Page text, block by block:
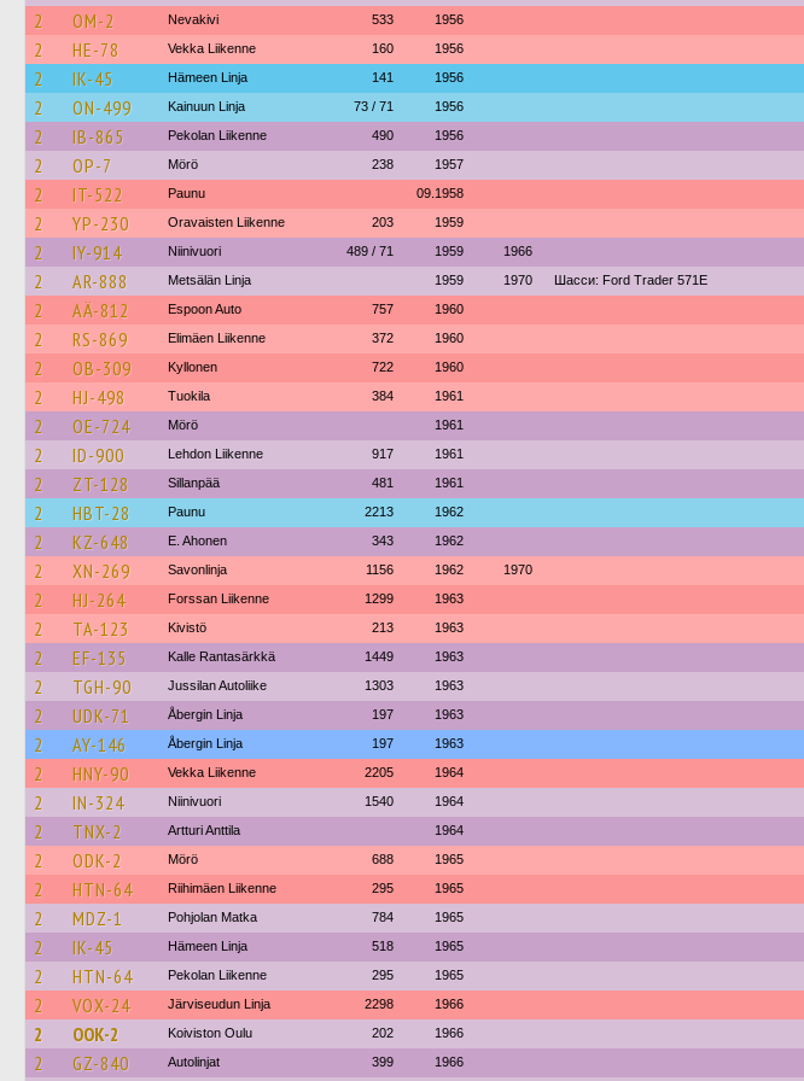
2 OM-2 Nevakivi 533 1956
2 HE-78 Vekka Liikenne 160 1956
2 IK-45 Hämeen Linja 141 1956
2 ON-499 Kainuun Linja 73 / 71 1956
2 IB-865 Pekolan Liikenne 490 1956
2 OP-7 Mörö 238 1957
2 IT-522 Paunu 09.1958
2 YP-230 Oravaisten Liikenne 203 1959
2 IY-914 Niinivuori 489 / 71 1959 1966
2 AR-888 Metsälän Linja 1959 1970 Шасси: Ford Trader 571E
2 AÄ-812 Espoon Auto 757 1960
2 RS-869 Elimäen Liikenne 372 1960
2 OB-309 Kyllonen 722 1960
2 HJ-498 Tuokila 384 1961
2 OE-724 Mörö 1961
2 ID-900 Lehdon Liikenne 917 1961
2 ZT-128 Sillanpää 481 1961
2 HBT-28 Paunu 2213 1962
2 KZ-648 E. Ahonen 343 1962
2 XN-269 Savonlinja 1156 1962 1970
2 HJ-264 Forssan Liikenne 1299 1963
2 TA-123 Kivistö 213 1963
2 EF-135 Kalle Rantasärkkä 1449 1963
2 TGH-90 Jussilan Autoliike 1303 1963
2 UDK-71 Åbergin Linja 197 1963
2 AY-146 Åbergin Linja 197 1963
2 HNY-90 Vekka Liikenne 2205 1964
2 IN-324 Niinivuori 1540 1964
2 TNX-2 Artturi Anttila 1964
2 ODK-2 Mörö 688 1965
2 HTN-64 Riihimäen Liikenne 295 1965
2 MDZ-1 Pohjolan Matka 784 1965
2 IK-45 Hämeen Linja 518 1965
2 HTN-64 Pekolan Liikenne 295 1965
2 VOX-24 Järviseudun Linja 2298 1966
2 OOK-2 Koiviston Oulu 202 1966
2 GZ-840 Autolinjat 399 1966